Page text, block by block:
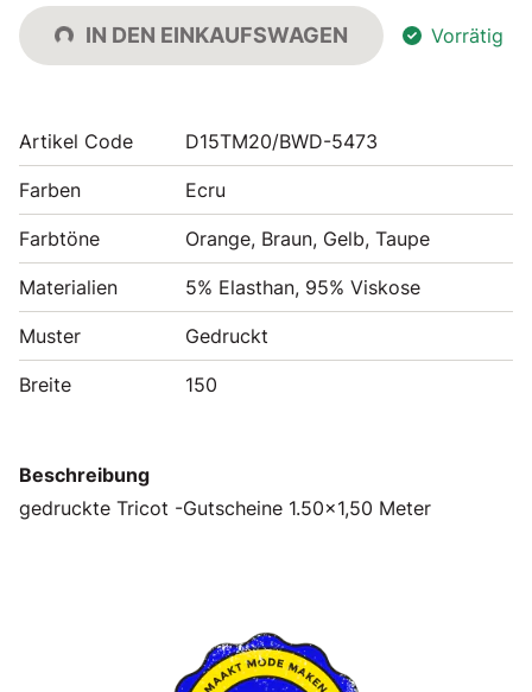
IN DEN EINKAUFSWAGEN Vorrätig
Artikel Code D15TM20/BWD-5473
Farben Ecru
Farbtöne Orange, Braun, Gelb, Taupe
Materialien 5% Elasthan, 95% Viskose
Muster Gedruckt
Breite 150
Beschreibung
gedruckte Tricot -Gutscheine 1.50x1,50 Meter